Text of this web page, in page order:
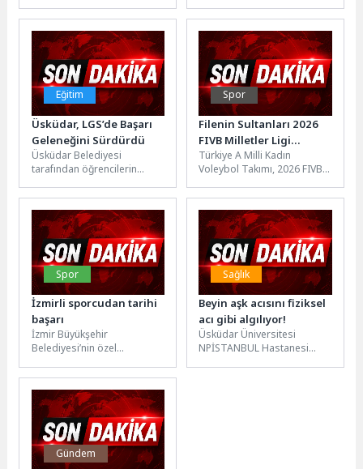
destekleyen vizyonu, ulusal
çapta büyük bir...
milyon dolara...
Eğitim
Üsküdar, LGS’de Başarı
Geleneğini Sürdürdü
Üsküdar Belediyesi
tarafından öğrencilerin
desteklemek amacıyla
hayata geçirilen LGS Hazırlık
Merkezleri, bu...
Spor
Filenin Sultanları 2026
FIVB Milletler Ligi
Şampiyonu
Türkiye A Milli Kadın
Voleybol Takımı, 2026 FIVB
Brezilya’yı 3-1 mağlup...
Spor
İzmirli sporcudan tarihi
başarı
İzmir Büyükşehir
Belediyesi’nin özel
Öztürk, Bulgaristan’da
düzenlenen Down
Sendromlular Dünya
Şampiyonası’nda dört altın...
Sağlık
Beyin aşk acısını fiziksel
acı gibi algılıyor!
Üsküdar Üniversitesi
NPİSTANBUL Hastanesi
Gündem